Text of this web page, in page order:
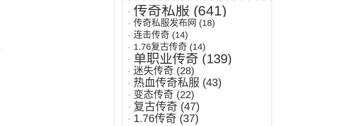
传奇私服 (641)
传奇私服发布网 (18)
连击传奇 (14)
1.76复古传奇 (14)
单职业传奇 (139)
迷失传奇 (28)
热血传奇私服 (43)
变态传奇 (22)
复古传奇 (47)
1.76传奇 (37)